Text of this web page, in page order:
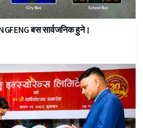
बस सार्वजनिक हुने।